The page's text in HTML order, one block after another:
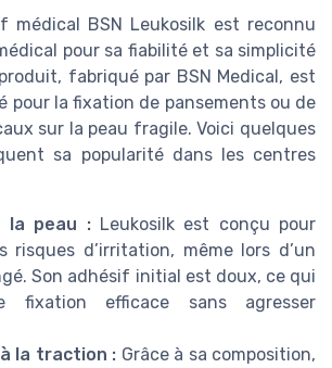
médical BSN Leukosilk est reconnu
pour sa fiabilité et sa simplicité
fabriqué par BSN Medical, est
pour la fixation de pansements ou de
sur la peau fragile. Voici quelques
sa popularité dans les centres
la peau :Leukosilk est conçu pour
risques d’irritation, même lors d’un
Son adhésif initial est doux, ce qui
fixation efficace sans agresser
la traction : Grâce à sa composition,